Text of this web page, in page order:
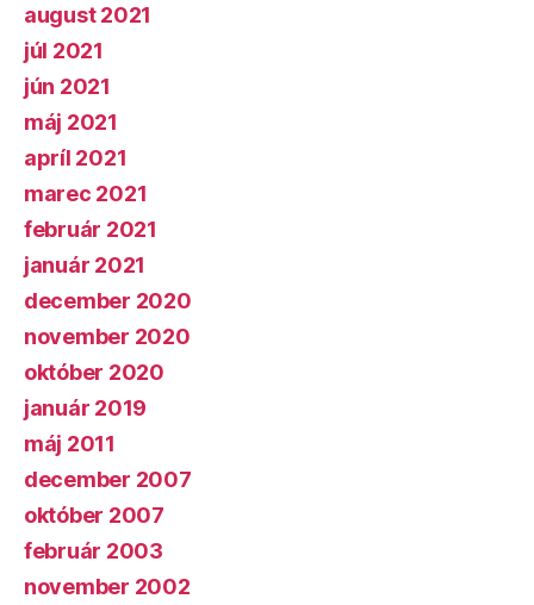
august 2021
júl 2021
jún 2021
máj 2021
apríl 2021
marec 2021
február 2021
január 2021
december 2020
november 2020
október 2020
január 2019
máj 2011
december 2007
október 2007
február 2003
november 2002